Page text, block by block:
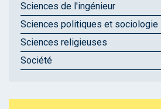
Sciences de l'ingénieur
Sciences politiques et sociologie
Sciences religieuses
Société